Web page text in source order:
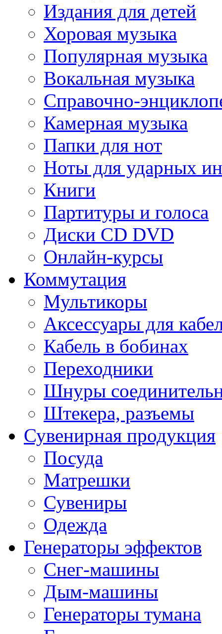
Издания для детей
Хоровая музыка
Популярная музыка
Вокальная музыка
Справочно-
Камерная музыка
Папки для нот
Ноты для ударных
Книги
Партитуры и голоса
Диски CD DVD
Онлайн-курсы
Коммутация
Мультикоры
Аксессуары для
Кабель в бобинах
Переходники
Шнуры
Штекера, разъемы
Сувенирная продукция
Посуда
Матрешки
Сувениры
Одежда
Генераторы эффектов
Снег-машины
Дым-машины
Генераторы тумана